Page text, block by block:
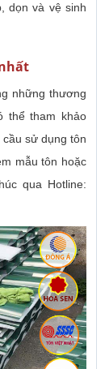
dọn và vệ sinh
những thương
thể tham khảo
sử dụng tôn
mẫu tôn hoặc
qua Hotline: